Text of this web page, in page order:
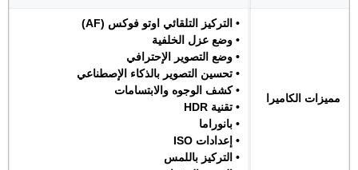
مميزات الكاميرا
• التركيز التلقائي اوتو فوكس (AF)
• وضع عزل الخلفية
• وضع التصوير الإحترافي
• تحسين التصوير بالذكاء الإصطناعي
• كشف الوجوه والابتسامات
• تقنية HDR
• بانوراما
• إعدادات ISO
• التركيز باللمس